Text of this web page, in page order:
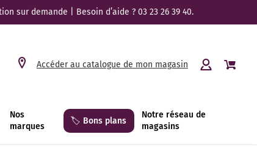
sur demande | Besoin d’aide ? 03 23 26 39 40.
Accéder au catalogue de mon magasin
Nos
marques
🏷️ Bons plans
Notre réseau de
magasins